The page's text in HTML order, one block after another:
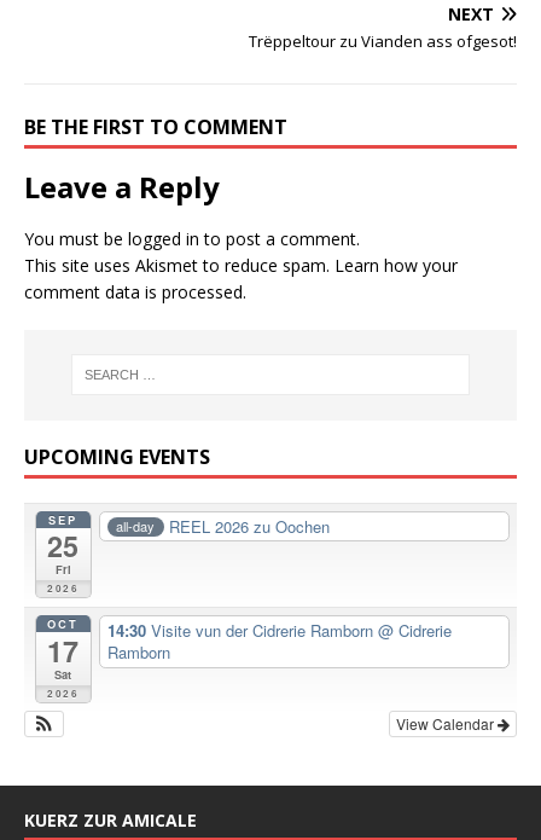
NEXT
Trëppeltour zu Vianden ass ofgesot!
BE THE FIRST TO COMMENT
Leave a Reply
You must be logged in to post a comment.
This site uses Akismet to reduce spam. Learn how your
comment data is processed.
UPCOMING EVENTS
SEP
25
Fri
2026
all-day REEL 2026 zu Oochen
OCT
17
Sat
2026
14:30 Visite vun der Cidrerie Ramborn @ Cidrerie
Ramborn
View Calendar
KUERZ ZUR AMICALE